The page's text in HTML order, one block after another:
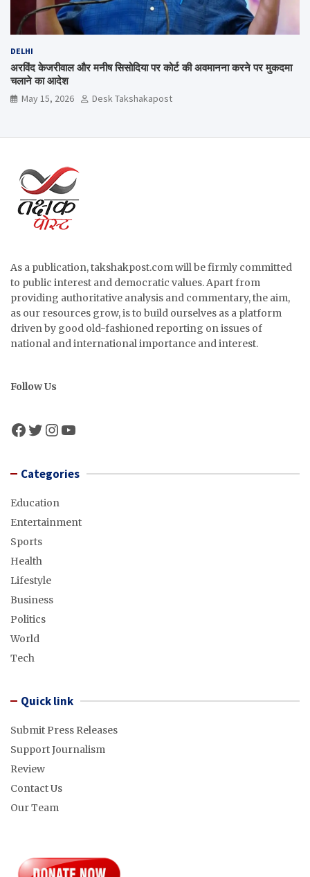
DELHI
अरविंद केजरीवाल और मनीष सिसोदिया पर कोर्ट की अवमानना करने पर मुकदमा
चलाने का आदेश
May 15, 2026 Desk Takshakapost
As a publication, takshakpost.com will be firmly committed
to public interest and democratic values. Apart from
providing authoritative analysis and commentary, the aim,
as our resources grow, is to build ourselves as a platform
driven by good old-fashioned reporting on issues of
national and international importance and interest.
Follow Us
Facebook
Twitter
Instagram
YouTube
Categories
Education
Entertainment
Sports
Health
Lifestyle
Business
Politics
World
Tech
Quick link
Submit Press Releases
Support Journalism
Review
Contact Us
Our Team